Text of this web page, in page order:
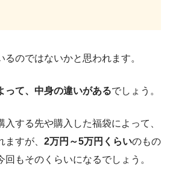
のではないかと思われます。
って、中身の違いがあるでしょう。
入する先や購入した福袋によって、
すが、 2万円～5万円くらいのもの
もそのくらいになるでしょう。